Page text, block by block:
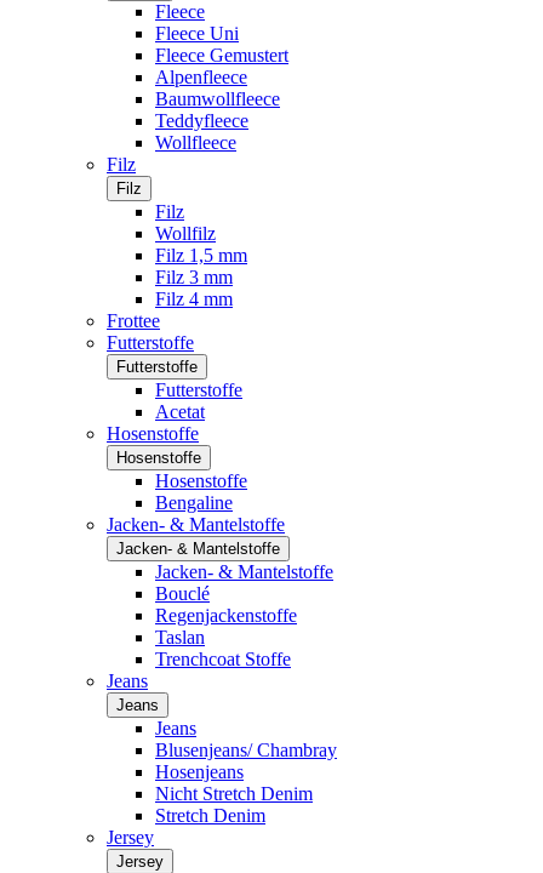
Fleece
Fleece Uni
Fleece Gemustert
Alpenfleece
Baumwollfleece
Teddyfleece
Wollfleece
Filz
Filz
Filz
Wollfilz
Filz 1,5 mm
Filz 3 mm
Filz 4 mm
Frottee
Futterstoffe
Futterstoffe
Futterstoffe
Acetat
Hosenstoffe
Hosenstoffe
Hosenstoffe
Bengaline
Jacken- & Mantelstoffe
Jacken- & Mantelstoffe
Jacken- & Mantelstoffe
Bouclé
Regenjackenstoffe
Taslan
Trenchcoat Stoffe
Jeans
Jeans
Jeans
Blusenjeans/ Chambray
Hosenjeans
Nicht Stretch Denim
Stretch Denim
Jersey
Jersey